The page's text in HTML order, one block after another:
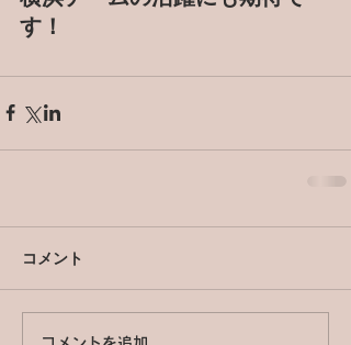
す！
コメント